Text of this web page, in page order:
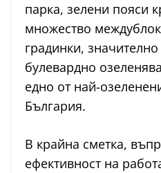
парка, зелени пояси
множество
градинки,
булевардно
едно от най-
България.
В крайна сметка,
ефективност на